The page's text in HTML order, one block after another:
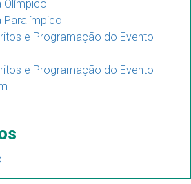
Olímpico
Paralímpico
e Programação do Evento
e Programação do Evento